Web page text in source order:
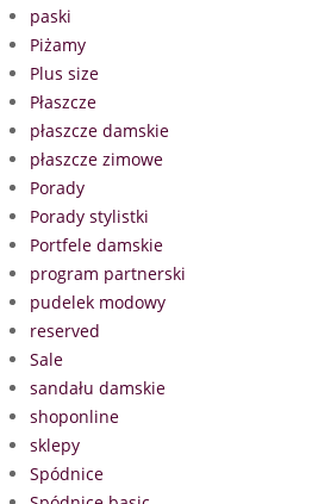
paski
Piżamy
Plus size
Płaszcze
płaszcze damskie
płaszcze zimowe
Porady
Porady stylistki
Portfele damskie
program partnerski
pudelek modowy
reserved
Sale
sandału damskie
shoponline
sklepy
Spódnice